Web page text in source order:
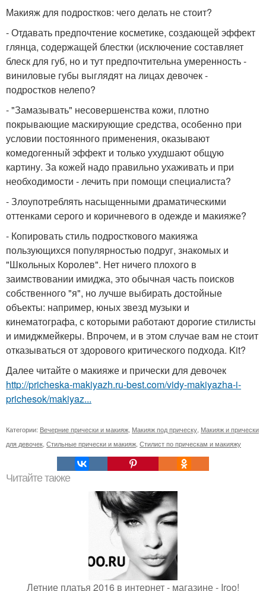
Макияж для подростков: чего делать не стоит?
- Отдавать предпочтение косметике, создающей эффект
глянца, содержащей блестки (исключение составляет
блеск для губ, но и тут предпочтительна умеренность -
виниловые губы выглядят на лицах девочек -
подростков нелепо?
- "Замазывать" несовершенства кожи, плотно
покрывающие маскирующие средства, особенно при
условии постоянного применения, оказывают
комедогенный эффект и только ухудшают общую
картину. За кожей надо правильно ухаживать и при
необходимости - лечить при помощи специалиста?
- Злоупотреблять насыщенными драматическими
оттенками серого и коричневого в одежде и макияже?
- Копировать стиль подросткового макияжа
пользующихся популярностью подруг, знакомых и
"Школьных Королев". Нет ничего плохого в
заимствовании имиджа, это обычная часть поисков
собственного "я", но лучше выбирать достойные
объекты: например, юных звезд музыки и
кинематографа, с которыми работают дорогие стилисты
и имиджмейкеры. Впрочем, и в этом случае вам не стоит
отказываться от здорового критического подхода. Kit?
Далее читайте о макияже и прически для девочек
http://pricheska-makiyazh.ru-best.com/vidy-makiyazha-i-
prichesok/makiyaz...
Категории: Вечерние прически и макияж, Макияж под прическу, Макияж и прически
для девочек, Стильные прически и макияж, Стилист по прическам и макияжу
Читайте также
Летние платья 2016 в интернет - магазине - Iroo!